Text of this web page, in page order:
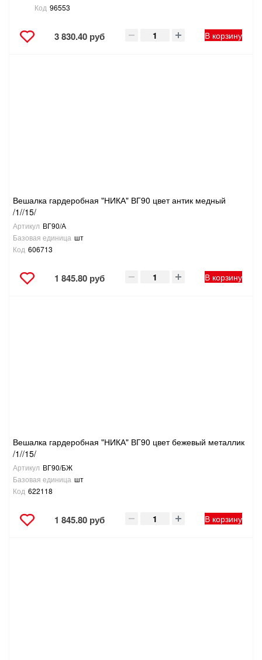
Код 96553
3 830.40 руб В корзину
Вешалка гардеробная "НИКА" ВГ90 цвет антик медный
/1//15/
Артикул ВГ90/А
Базовая единица шт
Код 606713
1 845.80 руб В корзину
Вешалка гардеробная "НИКА" ВГ90 цвет бежевый металлик
/1//15/
Артикул ВГ90/БЖ
Базовая единица шт
Код 622118
1 845.80 руб В корзину